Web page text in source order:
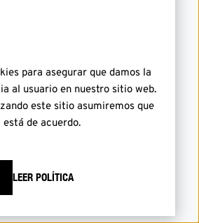
para asegurar que damos la
al usuario en nuestro sitio web.
este sitio asumiremos que
está de acuerdo.
LEER POLÍTICA